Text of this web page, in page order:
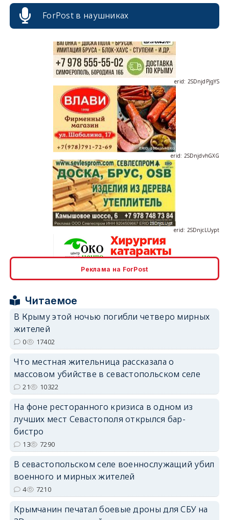
ForPost в наушниках
erid: 2SDnjdvhGXG
erid: 2SDnjdPjgYS
erid: 2SDnjdvhGXG
Реклама на ForPost
Читаемое
В Крыму этой ночью погибли четверо мирных
жителей
0 17402
Что местная жительница рассказала о
массовом убийстве в севастопольском селе
21 10322
На фоне ресторанного кризиса в одном из
лучших мест Севастополя открылся бар-
бистро
13 7290
В севастопольском селе военнослужащий убил
военного и мирных жителей
4 7210
Крымчанин печатал боевые дроны для СБУ на